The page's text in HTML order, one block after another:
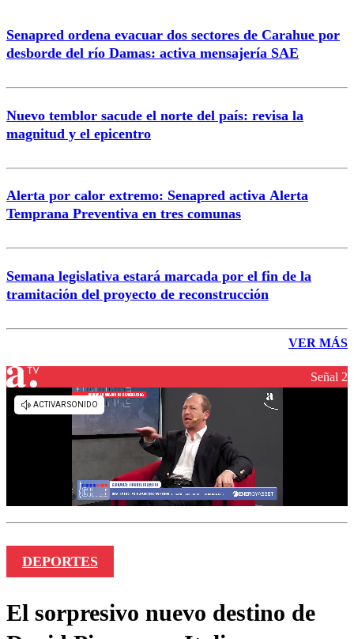
Senapred ordena evacuar dos sectores de Carahue por
desborde del río Damas: activa mensajería SAE
Nuevo temblor sacude el norte del país: revisa la
magnitud y el epicentro
Alerta por calor extremo: Senapred activa Alerta
Temprana Preventiva en tres comunas
Semana legislativa estará marcada por el fin de la
tramitación del proyecto de reconstrucción
VER MÁS
Señal 2
DEPORTES
El sorpresivo nuevo destino de